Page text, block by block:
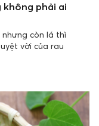
không phải ai
nhưng còn lá thì
vời của rau